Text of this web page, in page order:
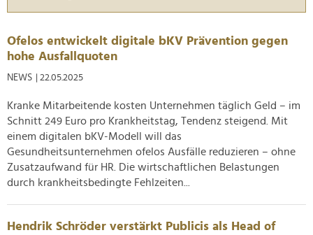
Ofelos entwickelt digitale bKV Prävention gegen
hohe Ausfallquoten
NEWS | 22.05.2025
Kranke Mitarbeitende kosten Unternehmen täglich Geld – im
Schnitt 249 Euro pro Krankheitstag, Tendenz steigend. Mit
einem digitalen bKV-Modell will das
Gesundheitsunternehmen ofelos Ausfälle reduzieren – ohne
Zusatzaufwand für HR. Die wirtschaftlichen Belastungen
durch krankheitsbedingte Fehlzeiten...
Hendrik Schröder verstärkt Publicis als Head of